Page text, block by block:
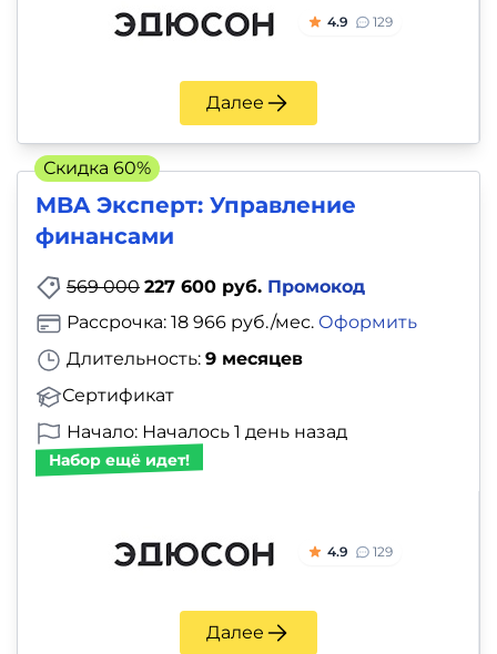
4.9 129
Далее
MBA Эксперт: Управление
финансами
569 000 227 600 руб. Промокод
Длительность: 9 месяцев
Сертификат
Рассрочка: 18 966 руб./мес. Оформить
Начало: Началось 1 день назад
Набор ещё идет!
4.9 129
Далее
Скидка 60%